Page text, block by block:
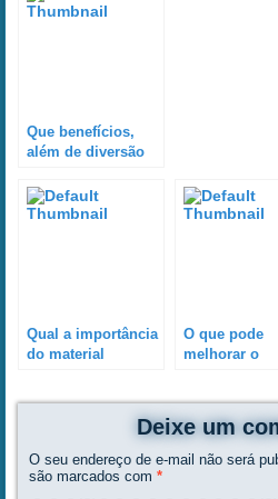
Que benefícios,
além de diversão
o curso de DJ do
instrutor Wagner J.
Qual a importância
do material
O que pode
melhorar o
Deixe um
O seu endereço de e-mail não será
são marcados com*